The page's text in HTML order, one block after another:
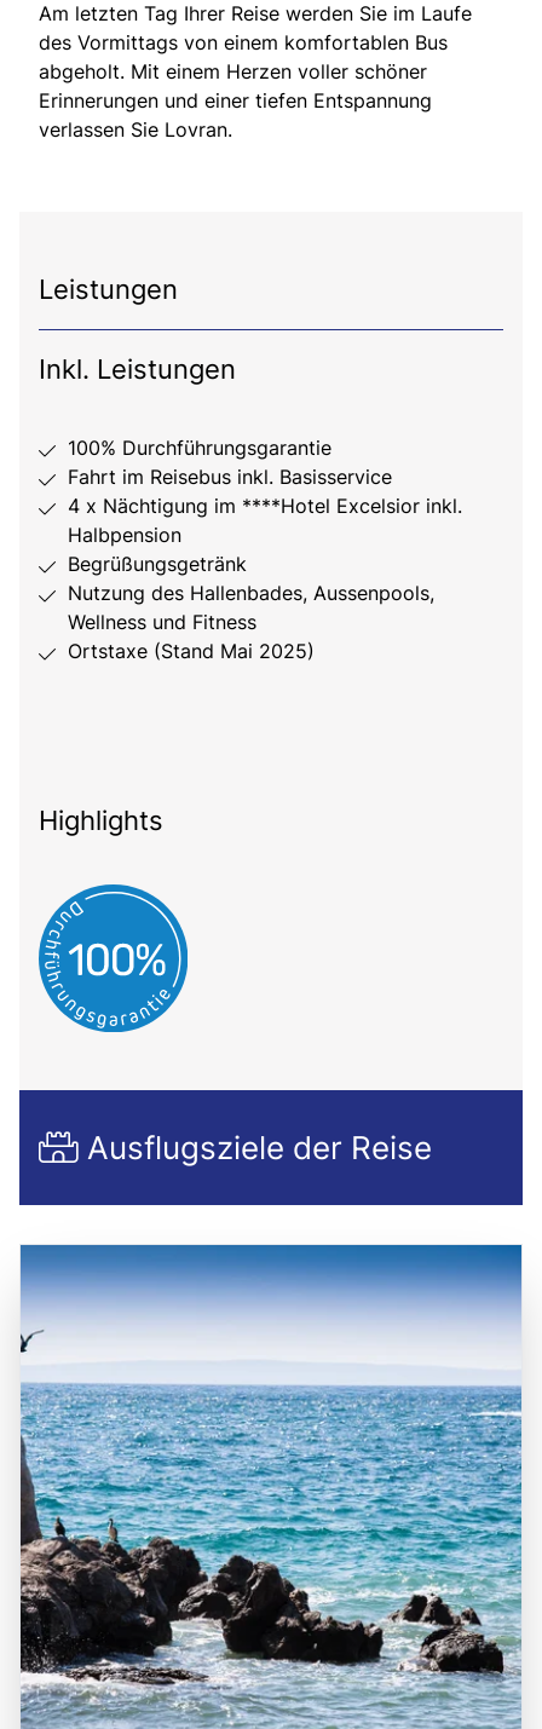
Am letzten Tag Ihrer Reise werden Sie im Laufe
des Vormittags von einem komfortablen Bus
abgeholt. Mit einem Herzen voller schöner
Erinnerungen und einer tiefen Entspannung
verlassen Sie Lovran.
Leistungen
Inkl. Leistungen
100% Durchführungsgarantie
Fahrt im Reisebus inkl. Basisservice
4 x Nächtigung im ****Hotel Excelsior inkl.
Halbpension
Begrüßungsgetränk
Nutzung des Hallenbades, Aussenpools,
Wellness und Fitness
Ortstaxe (Stand Mai 2025)
Highlights
Ausflugsziele der Reise